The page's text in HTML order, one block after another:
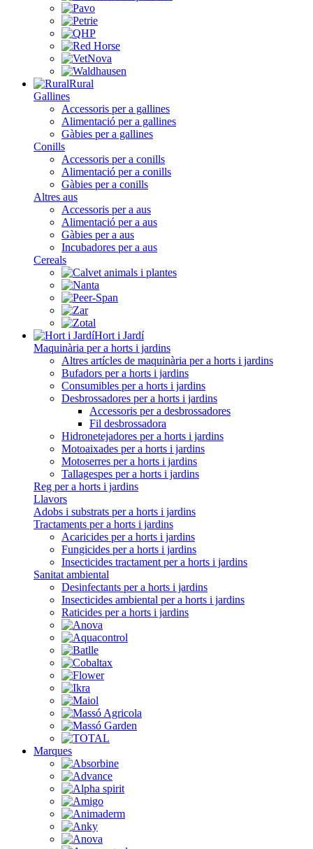
Rural
Gallines
Accessoris per a gallines
Alimentació per a gallines
Gàbies per a gallines
Conills
Accessoris per a conills
Alimentació per a conills
Gàbies per a conills
Altres aus
Accessoris per a aus
Alimentació per a aus
Gàbies per a aus
Incubadores per a aus
Cereals
Hort i Jardí
Maquinària per a horts i jardins
Altres artícles de maquinària per a horts i jardins
Bufadors per a horts i jardins
Consumibles per a horts i jardins
Desbrossadores per a horts i jardins
Accessoris per a desbrossadores
Fil desbrossadora
Hidronetejadores per a horts i jardins
Motoaixades per a horts i jardins
Motoserres per a horts i jardins
Tallagespes per a horts i jardins
Reg per a horts i jardins
Llavors
Adobs i substrats per a horts i jardins
Tractaments per a horts i jardins
Acaricides per a horts i jardins
Fungicides per a horts i jardins
Insecticides tractament per a horts i jardins
Sanitat ambiental
Desinfectants per a horts i jardins
Insecticides ambiental per a horts i jardins
Raticides per a horts i jardins
Marques